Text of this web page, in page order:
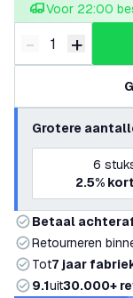
Voor 22:00
Verminder
- +
Grotere
6
2.5%
Betaal
Retourneren
Tot7 jaar
9.1uit30.000+